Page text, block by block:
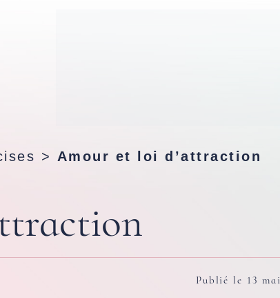
> Amour et loi d’attraction
Publié le 13